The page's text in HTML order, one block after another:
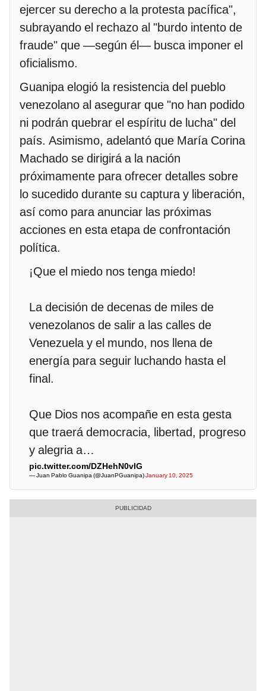
ejercer su derecho a la protesta pacífica",
subrayando el rechazo al "burdo intento de
fraude" que —según él— busca imponer el
oficialismo.
Guanipa elogió la resistencia del pueblo
venezolano al asegurar que "no han podido
ni podrán quebrar el espíritu de lucha" del
país. Asimismo, adelantó que María Corina
Machado se dirigirá a la nación
próximamente para ofrecer detalles sobre
lo sucedido durante su captura y liberación,
así como para anunciar las próximas
acciones en esta etapa de confrontación
política.
¡Que el miedo nos tenga miedo!
La decisión de decenas de miles de
venezolanos de salir a las calles de
Venezuela y el mundo, nos llena de
energía para seguir luchando hasta el
final.
Que Dios nos acompañe en esta gesta
que traerá democracia, libertad, progreso
y alegria a…
pic.twitter.com/DZHehN0vIG
— Juan Pablo Guanipa (@JuanPGuanipa)January 10, 2025